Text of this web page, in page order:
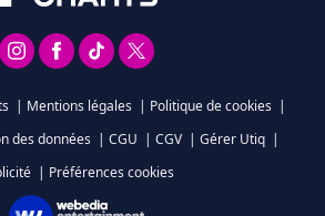
| Mentions légales | Politique de cookies |
des données | CGU | CGV | Gérer Utiq |
| Préférences cookies